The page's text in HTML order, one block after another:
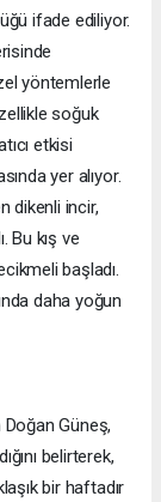
ifade ediliyor.
yöntemlerle
soğuk
etkisi
yer alıyor.
dikenli incir,
Bu kış ve
başladı.
daha yoğun
Güneş,
belirterek,
bir haftadır